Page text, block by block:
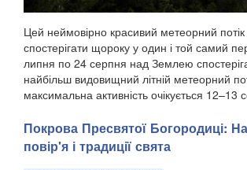
Цей неймовірно красивий метеорний
спостерігати щороку у один і той самий
липня по 24 серпня над Землею
найбільш видовищний літній метеорний
максимальна активність очікується 12–13
Покрова Пресвятої Богородиці:
повір'я і традиції свята